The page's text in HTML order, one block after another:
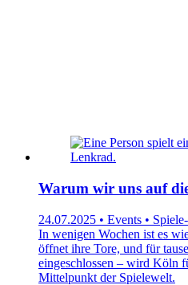
Warum wir uns auf
24.07.2025 • Events •
In wenigen Wochen ist es
öffnet ihre Tore, und für
eingeschlossen – wird Köln
Mittelpunkt der Spielewelt.